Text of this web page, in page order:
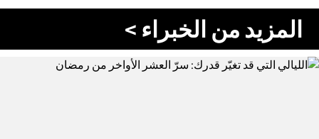
المزيد من الخبراء >